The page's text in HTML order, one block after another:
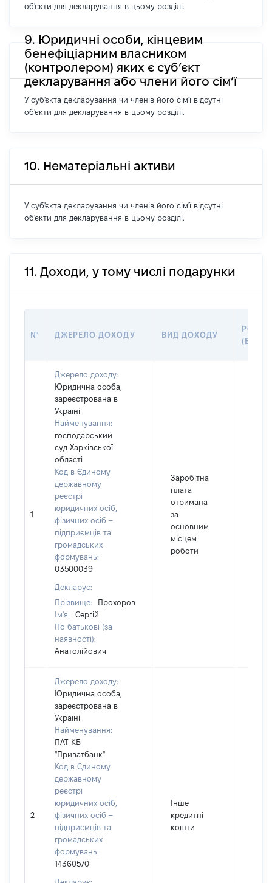
об'єкти для декларування в цьому розділі.
9. Юридичні особи, кінцевим
бенефіціарним власником
(контролером) яких є суб’єкт
декларування або члени його сім’ї
У суб'єкта декларування чи членів його сім'ї відсутні
об'єкти для декларування в цьому розділі.
10. Нематеріальні активи
У суб'єкта декларування чи членів його сім'ї відсутні
об'єкти для декларування в цьому розділі.
11. Доходи, у тому числі подарунки
№ ДЖЕРЕЛО ДОХОДУ ВИД ДОХОДУ
1
Джерело доходу:
Юридична особа,
зареєстрована в
Україні
Найменування:
господарський
суд Харківської
області
Код в Єдиному
державному
реєстрі
юридичних осіб,
фізичних осіб –
підприємців та
громадських
формувань:
03500039
Декларує:
Прізвище:
Прохоров
Ім'я:
Сергій
По батькові (за
наявності):
Анатолійович
Заробітна
плата
отримана
за
основним
місцем
роботи
2
Джерело доходу:
Юридична особа,
зареєстрована в
Україні
Найменування:
ПАТ КБ
"Приватбанк"
Код в Єдиному
державному
реєстрі
юридичних осіб,
фізичних осіб –
підприємців та
громадських
формувань:
14360570
Інше
кредитні
кошти